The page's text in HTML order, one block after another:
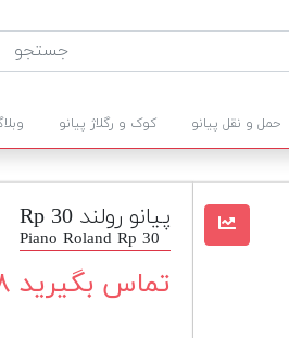
حمل و نقل پیانو کوک و رگلاژ پیانو
پیانو رولند Rp 30
Piano Roland Rp 30
تماس بگیرید ۰۲۱۲۲۰۱۶۱۳۸